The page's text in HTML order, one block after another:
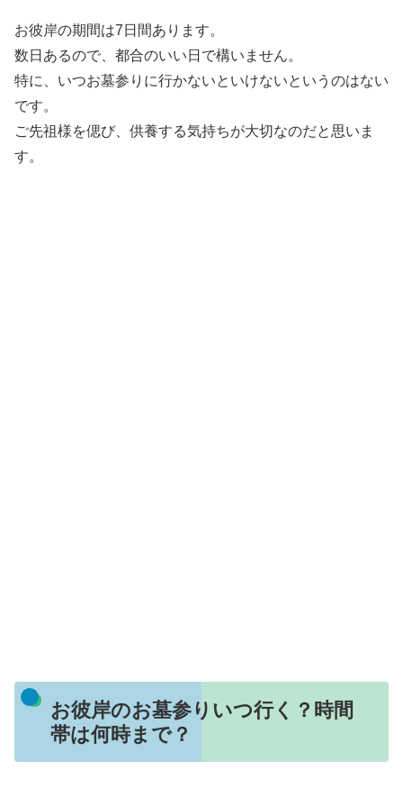
お彼岸の期間は7日間あります。
数日あるので、都合のいい日で構いません。
特に、いつお墓参りに行かないといけないというのはない
です。
ご先祖様を偲び、供養する気持ちが大切なのだと思いま
す。
お彼岸のお墓参りいつ行く？時間
帯は何時まで？